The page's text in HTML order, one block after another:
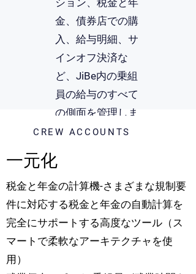
ション、税金と年
金、債券店での購
入、給与明細、サ
インオフ決済な
ど、JiBe内の乗組
員の給与のすべて
の側面を管理しま
す。
CREW ACCOUNTS
一元化
税金と年金の計算機-さまざまな規制要
件に対応する税金と年金の自動計算を
完全にサポートする高度なツール（ス
マートで柔軟なアーキテクチャを使
用）